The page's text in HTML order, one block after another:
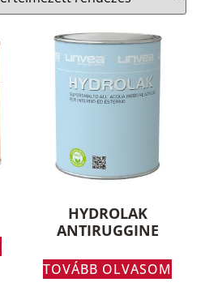
HYDROLAK
ANTIRUGGINE
TOVÁBB OLVASOM